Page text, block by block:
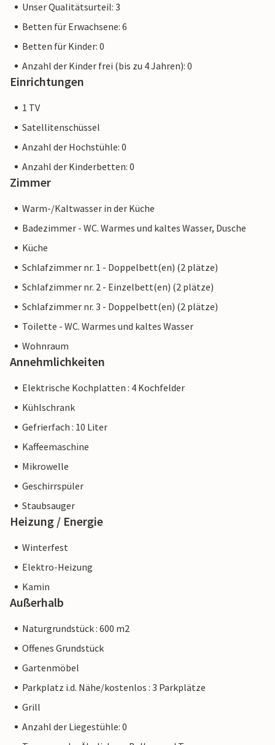
Unser Qualitätsurteil: 3
Betten für Erwachsene: 6
Betten für Kinder: 0
Anzahl der Kinder frei (bis zu 4 Jahren): 0
Einrichtungen
1 TV
Satellitenschüssel
Anzahl der Hochstühle: 0
Anzahl der Kinderbetten: 0
Zimmer
Warm-/Kaltwasser in der Küche
Badezimmer - WC. Warmes und kaltes Wasser, Dusche
Küche
Schlafzimmer nr. 1 - Doppelbett(en) (2 plätze)
Schlafzimmer nr. 2 - Einzelbett(en) (2 plätze)
Schlafzimmer nr. 3 - Doppelbett(en) (2 plätze)
Toilette - WC. Warmes und kaltes Wasser
Wohnraum
Annehmlichkeiten
Elektrische Kochplatten : 4 Kochfelder
Kühlschrank
Gefrierfach : 10 Liter
Kaffeemaschine
Mikrowelle
Geschirrspüler
Staubsauger
Heizung / Energie
Winterfest
Elektro-Heizung
Kamin
Außerhalb
Naturgrundstück : 600 m2
Offenes Grundstück
Gartenmöbel
Parkplatz i.d. Nähe/kostenlos : 3 Parkplätze
Grill
Anzahl der Liegestühle: 0